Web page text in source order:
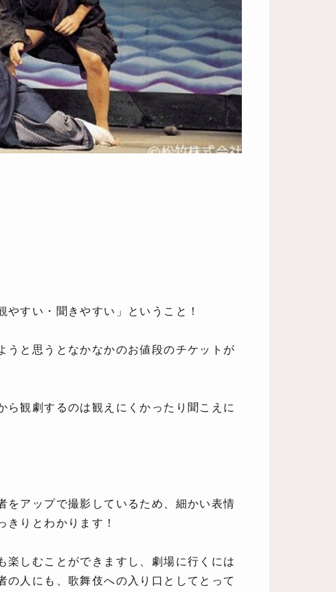
すい・聞きやすい」ということ！
と思うとなかなかのお値段のチケットが
観劇するのは観えにくかったり聞こえに
をアップで撮影しているため、細かい表情
りとわかります！
楽しむことができますし、劇場に行くには
人にも、歌舞伎への入り口としてとって